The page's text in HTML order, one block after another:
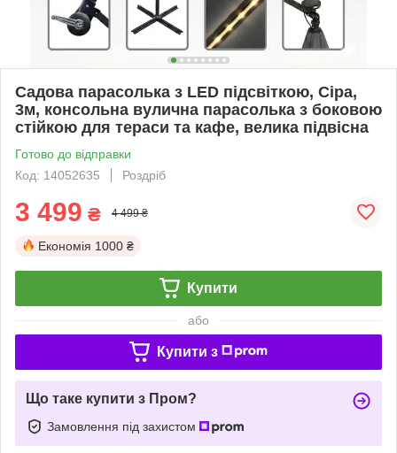
Садова парасолька з LED підсвіткою, Сіра,
3м, консольна вулична парасолька з боковою
стійкою для тераси та кафе, велика підвісна
Готово до відправки
Код: 14052635
Роздріб
3 499 ₴ 4 499 ₴
Економія 1000 ₴
Купити
або
Купити з
Що таке купити з Пром?
Замовлення під захистом